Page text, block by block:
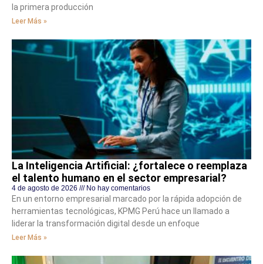
la primera producción
Leer Más »
La Inteligencia Artificial: ¿fortalece o reemplaza
el talento humano en el sector empresarial?
4 de agosto de 2026 No hay comentarios
En un entorno empresarial marcado por la rápida adopción de
herramientas tecnológicas, KPMG Perú hace un llamado a
liderar la transformación digital desde un enfoque
Leer Más »